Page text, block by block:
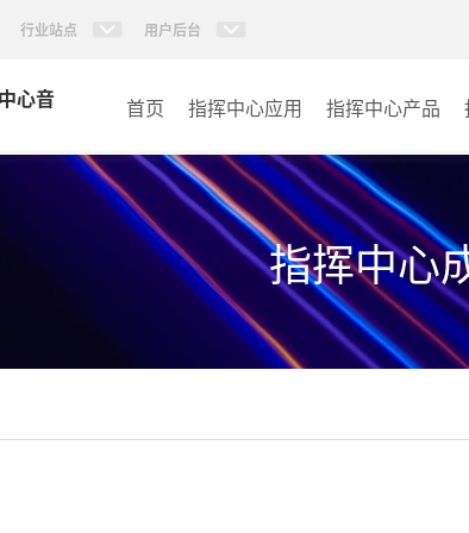
行业站点 用户后台
心音
首页 指挥中心应用 指挥中心产品
KVM坐席管理系统
AI智慧分布式系
无感调度系统
AI指挥调度系
指挥中心